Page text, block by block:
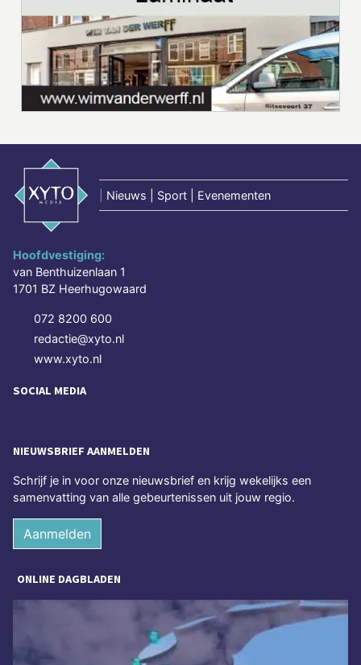
Nieuws | Sport | Evenementen
Hoofdvestiging:
van Benthuizenlaan 1
1701 BZ Heerhugowaard
072 8200 600
redactie@xyto.nl
www.xyto.nl
SOCIAL MEDIA
NIEUWSBRIEF AANMELDEN
Schrijf je in voor onze nieuwsbrief en krijg wekelijks een
samenvatting van alle gebeurtenissen uit jouw regio.
Aanmelden
ONLINE DAGBLADEN